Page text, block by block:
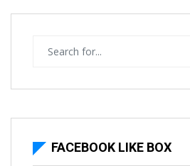
FACEBOOK LIKE BOX